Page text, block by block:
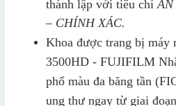
thành lập với tiêu chí
– CHÍNH XÁC.
Khoa được trang bị máy
3500HD - FUJIFILM
phổ màu đa băng tần
ung thư ngay từ giai đoạn